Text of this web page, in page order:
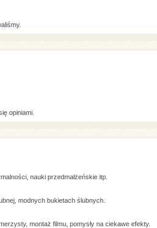
opiniami.
nauki przedmałżeńskie itp.
modnych bukietach ślubnych.
montaż filmu, pomysły na ciekawe efekty.